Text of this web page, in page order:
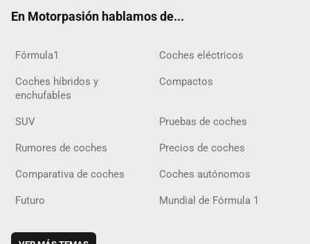
En Motorpasión hablamos de...
Fórmula1 Coches eléctricos
Coches híbridos y
enchufables
Compactos
SUV Pruebas de coches
Rumores de coches Precios de coches
Comparativa de coches Coches autónomos
Futuro Mundial de Fórmula 1